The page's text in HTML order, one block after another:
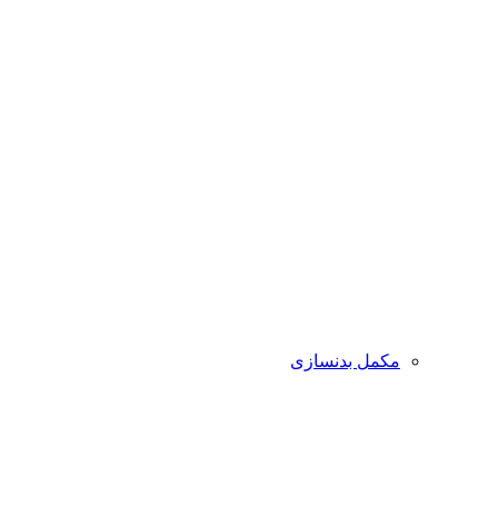
مکمل بدنسازی